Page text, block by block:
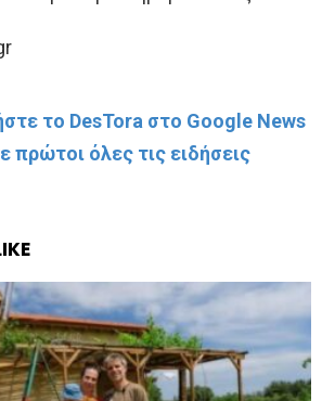
το DesTora στο Google News
πρώτοι όλες τις ειδήσεις